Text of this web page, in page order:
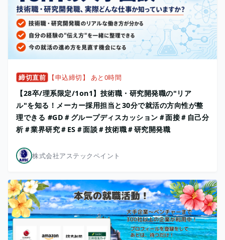
締切直前 【申込締切】 あと0時間
【28卒/理系限定/1on1】技術職・研究開発職の"リア
ル"を知る！メーカー採用担当と30分で就活の方向性が整
理できる #GD＃グループディスカッション＃面接＃自己分
析＃業界研究＃ES＃面談＃技術職＃研究開発職
株式会社アステックペイント